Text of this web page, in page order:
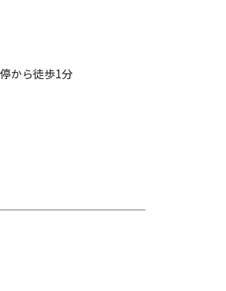
から徒歩1分